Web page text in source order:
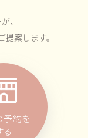
予約を
る
、
案します。